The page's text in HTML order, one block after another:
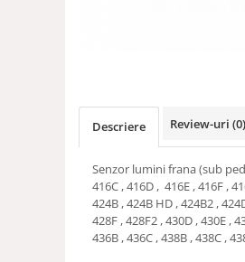
Descriere Review-uri (0)
Senzor lumini frana (sub
416C , 416D , 416E , 416F ,
424B , 424B HD , 424B2 ,
428F , 428F2 , 430D , 430E ,
436B , 436C , 438B , 438C ,